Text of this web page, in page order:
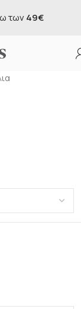
άνω των